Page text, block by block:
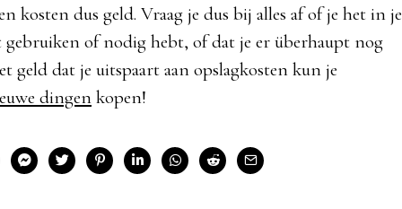
kosten dus geld. Vraag je dus bij alles af of je het in je
of nodig hebt, of dat je er überhaupt nog
geld dat je uitspaart aan opslagkosten kun je
dingenkopen!